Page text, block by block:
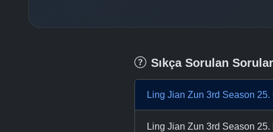
Sıkça Sorulan Sorular
Ling Jian Zun 3rd Season
Ling Jian Zun 3rd Season